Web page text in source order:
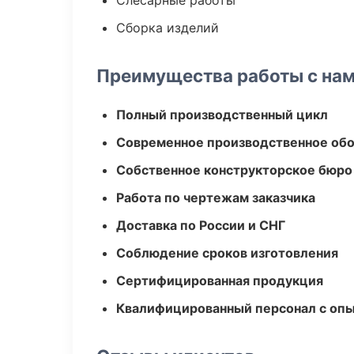
Сборка изделий
Преимущества работы с
Полный производственный цикл
Современное производственное
Собственное конструкторское бюро
Работа по чертежам заказчика
Доставка по России и СНГ
Соблюдение сроков изготовления
Сертифицированная продукция
Квалифицированный персонал с